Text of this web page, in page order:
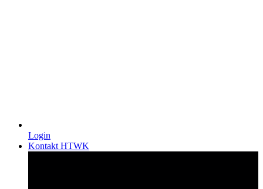
Login
Kontakt HTWK